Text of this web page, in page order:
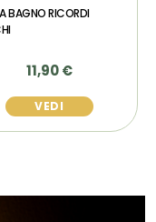
BAGNO RICORDI
11,90 €
VEDI